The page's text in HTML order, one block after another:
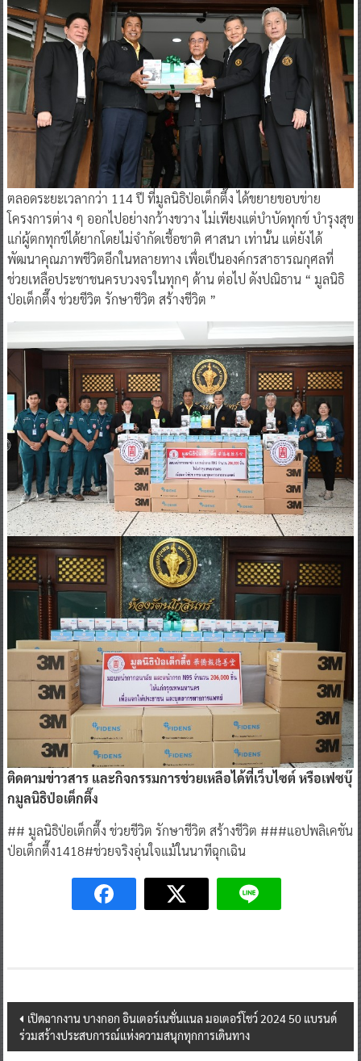
ตลอดระยะเวลากว่า 114 ปี ที่มูลนิธิป่อเต็กตึ๊ง ได้ขยายขอบข่าย
โครงการต่าง ๆ ออกไปอย่างกว้างขวาง ไม่เพียงแต่บำบัดทุกข์ บำรุงสุข
แก่ผู้ตกทุกข์ได้ยากโดยไม่จำกัดเชื้อชาติ ศาสนา เท่านั้น แต่ยังได้
พัฒนาคุณภาพชีวิตอีกในหลายทาง เพื่อเป็นองค์กรสาธารณกุศลที่
ช่วยเหลือประชาชนครบวงจรในทุกๆ ด้าน ต่อไป ดังปณิธาน “ มูลนิธิ
ป่อเต็กตึ๊ง ช่วยชีวิต รักษาชีวิต สร้างชีวิต ”
ติดตามข่าวสาร และกิจกรรมการช่วยเหลือได้ที่เว็บไซต์ หรือเฟซบุ๊
กมูลนิธิป่อเต็กตึ๊ง
## มูลนิธิป่อเต็กตึ๊ง ช่วยชีวิต รักษาชีวิต สร้างชีวิต ###แอปพลิเคชัน
ป่อเต็กตึ๊ง1418#ช่วยจริงอุ่นใจแม้ในนาทีฉุกเฉิน
Post
navigation
เปิดฉากงาน บางกอก อินเตอร์เนชั่นแนล มอเตอร์โชว์ 2024 50 แบรนด์
ร่วมสร้างประสบการณ์แห่งความสนุกทุกการเดินทาง